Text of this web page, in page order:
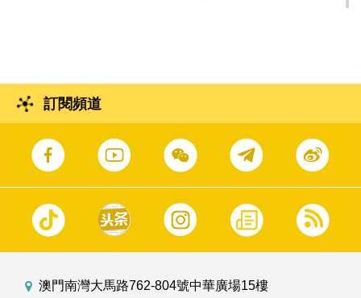
訂閱頻道
澳門南灣大馬路762-804號中華廣場15樓